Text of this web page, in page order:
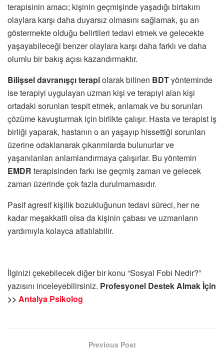
terapisinin amacı; kişinin geçmişinde yaşadığı birtakım
olaylara karşı daha duyarsız olmasını sağlamak, şu an
göstermekte olduğu belirtileri tedavi etmek ve gelecekte
yaşayabileceği benzer olaylara karşı daha farklı ve daha
olumlu bir bakış açısı kazandırmaktır.
Bilişsel davranışçı terapiolarak bilinen BDTyönteminde
ise terapiyi uygulayan uzman kişi ve terapiyi alan kişi
ortadaki sorunları tespit etmek, anlamak ve bu sorunları
çözüme kavuşturmak için birlikte çalışır. Hasta ve terapist iş
birliği yaparak, hastanın o an yaşayıp hissettiği sorunları
üzerine odaklanarak çıkarımlarda bulunurlar ve
yaşanılanları anlamlandırmaya çalışırlar. Bu yöntemin
EMDR terapisinden farkı ise geçmiş zaman ve gelecek
zaman üzerinde çok fazla durulmamasıdır.
Pasif agresif kişilik bozukluğunun tedavi süreci, her ne
kadar meşakkatli olsa da kişinin çabası ve uzmanların
yardımıyla kolayca atlatılabilir.
İlginizi çekebilecek diğer bir konu “Sosyal Fobi Nedir?”
yazısını inceleyebilirsiniz. Profesyonel Destek Almak İçin
>> Antalya Psikolog
Previous Post